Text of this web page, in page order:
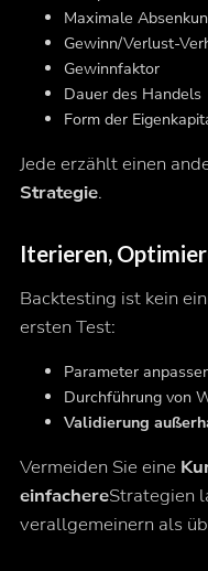
Maximale
Gewinn/Verlust-
Gewinnfaktor
Dauer des Handels
Form der
Jede erzählt einen
Strategie.
Iterieren,
Backtesting ist kein
ersten Test:
Parameter
Durchführung von
Validierung
Vermeiden Sie eine
einfachereStrategien
verallgemeinern als